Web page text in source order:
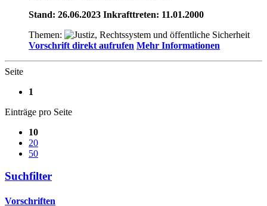
Stand: 26.06.2023 Inkrafttreten: 11.01.2000
Themen:
Vorschrift direkt aufrufen Mehr Informationen
Seite
1
Einträge pro Seite
10
20
50
Suchfilter
Vorschriften